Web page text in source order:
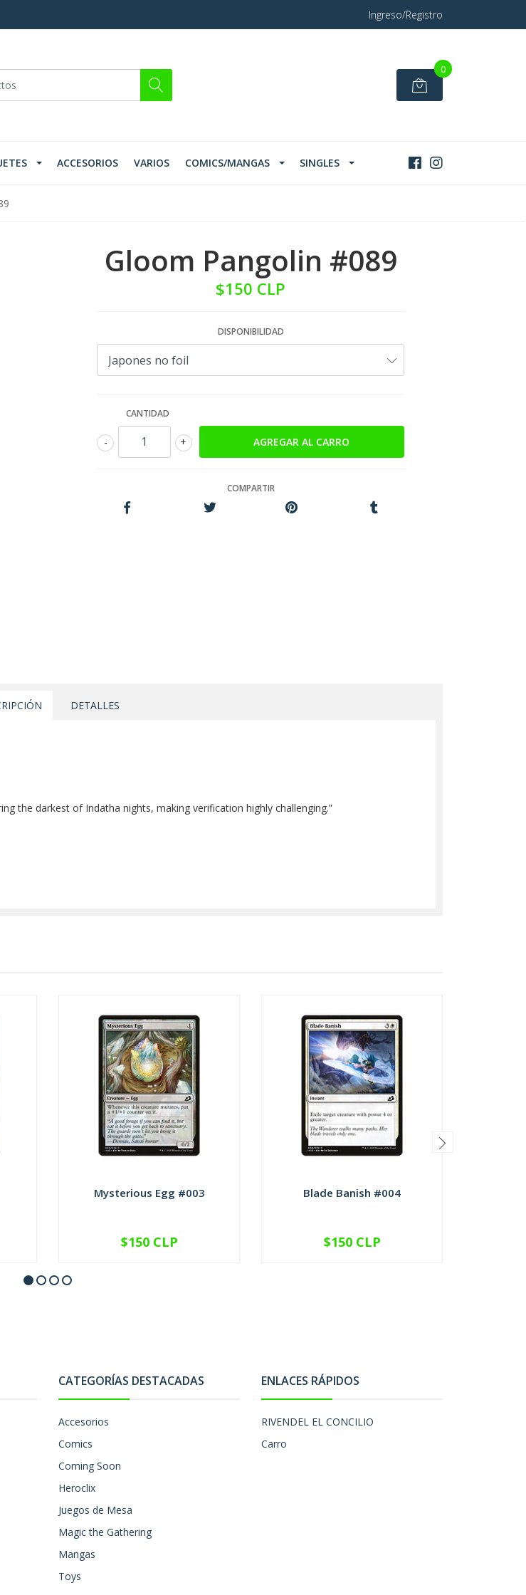
Ingreso/Registro
0
ACCESORIOS VARIOS COMICS/MANGAS SINGLES
Gloom Pangolin #089
$150 CLP
DISPONIBILIDAD
CANTIDAD
+
-
COMPARTIR
DETALLES
the darkest of Indatha nights, making verification highly challenging.”
Mysterious Egg #003
VER OPCIONES
$150 CLP
Blade Banish #004
VER OPCIONES
$150 CLP
CATEGORÍAS DESTACADAS
Accesorios
Comics
Coming Soon
Heroclix
Juegos de Mesa
Magic the Gathering
Mangas
Toys
ENLACES RÁPIDOS
RIVENDEL EL CONCILIO
Carro